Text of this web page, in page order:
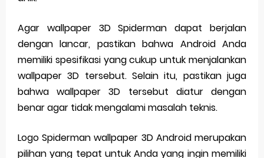
Agar wallpaper 3D Spiderman dapat berjalan
dengan lancar, pastikan bahwa Android Anda
memiliki spesifikasi yang cukup untuk menjalankan
wallpaper 3D tersebut. Selain itu, pastikan juga
bahwa wallpaper 3D tersebut diatur dengan
benar agar tidak mengalami masalah teknis.
Logo Spiderman wallpaper 3D Android merupakan
pilihan yang tepat untuk Anda yang ingin memiliki